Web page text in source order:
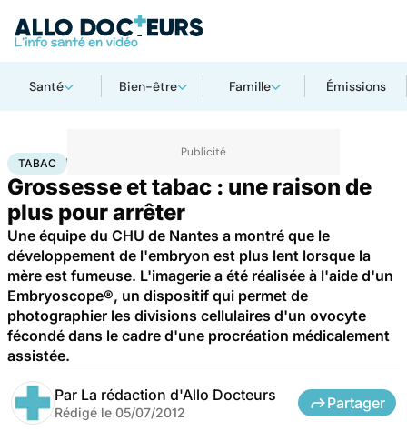
Santé Bien-être Famille Émissions
AccueilSanté
TABAC
Grossesse et tabac : une raison de
plus pour arrêter
Une équipe du CHU de Nantes a montré que le
développement de l'embryon est plus lent lorsque la
mère est fumeuse. L'imagerie a été réalisée à l'aide d'un
Embryoscope®, un dispositif qui permet de
photographier les divisions cellulaires d'un ovocyte
fécondé dans le cadre d'une procréation médicalement
assistée.
Par La rédaction d'Allo Docteurs
Rédigé le 05/07/2012
Partager